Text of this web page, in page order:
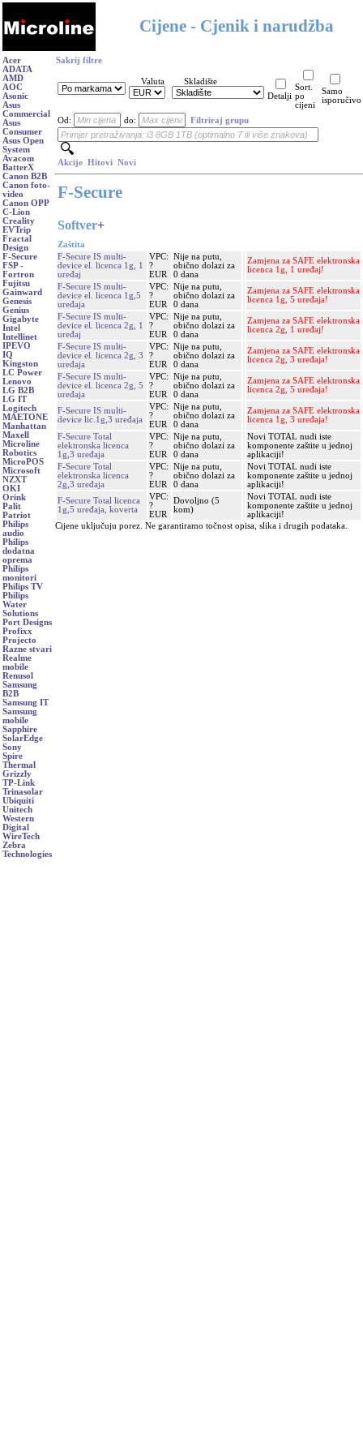
Cijene - Cjenik i narudžba
Acer
ADATA
AMD
AOC
Asonic
Asus
Commercial
Asus
Consumer
Asus Open
System
Avacom
BatterX
Canon B2B
Canon foto-
video
Canon OPP
C-Lion
Creality
EVTrip
Fractal
Design
F-Secure
FSP -
Fortron
Fujitsu
Gainward
Genesis
Genius
Gigabyte
Intel
Intellinet
IPEVO
IQ
Kingston
LC Power
Lenovo
LG B2B
LG IT
Logitech
MAETONE
Manhattan
Maxell
Microline
Robotics
MicroPOS
Microsoft
NZXT
OKI
Orink
Palit
Patriot
Philips
audio
Philips
dodatna
oprema
Philips
monitori
Philips TV
Philips
Water
Solutions
Port Designs
Profixx
Projecto
Razne stvari
Realme
mobile
Renusol
Samsung
B2B
Samsung IT
Samsung
mobile
Sapphire
SolarEdge
Sony
Spire
Thermal
Grizzly
TP-Link
Trinasolar
Ubiquiti
Unitech
Western
Digital
WireTech
Zebra
Technologies
Sakrij filtre
Valuta
Skladište
Detalji
Sort.
po
cijeni
Samo
isporučivo
Od: do: Filtriraj grupu
Akcije Hitovi Novi
F-Secure
Softver+
Zaštita
F-Secure IS multi-
device el. licenca 1g, 1
uređaj
VPC:
?
EUR
Nije na putu,
obično dolazi za
0 dana
Zamjena za SAFE elektronska
licenca 1g, 1 uređaj!
F-Secure IS multi-
device el. licenca 1g,5
uređaja
VPC:
?
EUR
Nije na putu,
obično dolazi za
0 dana
Zamjena za SAFE elektronska
licenca 1g, 5 uređaja!
F-Secure IS multi-
device el. licenca 2g, 1
uređaj
VPC:
?
EUR
Nije na putu,
obično dolazi za
0 dana
Zamjena za SAFE elektronska
licenca 2g, 1 uređaj!
F-Secure IS multi-
device el. licenca 2g, 3
uređaja
VPC:
?
EUR
Nije na putu,
obično dolazi za
0 dana
Zamjena za SAFE elektronska
licenca 2g, 3 uređaja!
F-Secure IS multi-
device el. licenca 2g, 5
uređaja
VPC:
?
EUR
Nije na putu,
obično dolazi za
0 dana
Zamjena za SAFE elektronska
licenca 2g, 5 uređaja!
F-Secure IS multi-
device lic.1g,3 uređaja
VPC:
?
EUR
Nije na putu,
obično dolazi za
0 dana
Zamjena za SAFE elektronska
licenca 1g, 3 uređaja!
F-Secure Total
elektronska licenca
1g,3 uređaja
VPC:
?
EUR
Nije na putu,
obično dolazi za
0 dana
Novi TOTAL nudi iste
komponente zaštite u jednoj
aplikaciji!
F-Secure Total
elektronska licenca
2g,3 uređaja
VPC:
?
EUR
Nije na putu,
obično dolazi za
0 dana
Novi TOTAL nudi iste
komponente zaštite u jednoj
aplikaciji!
F-Secure Total licenca
1g,5 uređaja, koverta
VPC:
?
EUR
Dovoljno (5
kom)
Novi TOTAL nudi iste
komponente zaštite u jednoj
aplikaciji!
Cijene uključuju porez. Ne garantiramo točnost opisa, slika i drugih podataka.